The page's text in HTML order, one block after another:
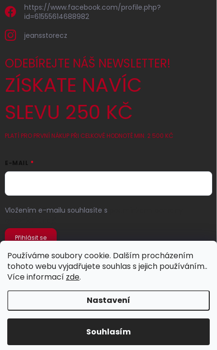
Používáme soubory cookie. Dalším procházením
tohoto webu vyjadřujete souhlas s jejich používáním..
Více informací zde.
Nastavení
Souhlasím
https://www.facebook.com/profile.php?
id=61555614688982
jeansstorecz
ODEBÍREJTE NÁŠ NEWSLETTER!
ZÍSKATE NAVÍC
SLEVU 250 KČ
PLATÍ PRO PRVNÍ NÁKUP PŘI CELKOVÉ HODNOTĚ MIN. 2 500 KČ
E-MAIL
Vložením e-mailu souhlasíte s
Přihlásit se
Jeans Store. Všechna práva vyhrazena.